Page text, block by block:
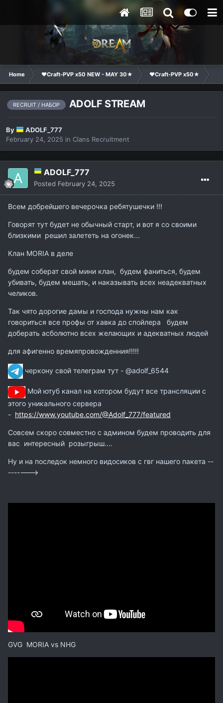
Home ❤Craft-PVP x50 NEW - MAY 30★ ❤Craft-PVP x50★
RECRUIT / НАБОР ADOLF STREAM
By
ADOLF_777
February 24, 2025 in Clans Recruitment
ADOLF_777
Posted February 24, 2025
Всем добрейшего вечерочка ребятушечки !!!
Говорят тут будет не обычный старт, и вот я со своими
близкими решил залететь на огонек...
Клан MORIA в деле
будем соберат свой мини клан, будем фаниться, будем
убивать, будем мешать, и наказывать всех неадекватных
челиков.
Так чято дорогие дамы и господа нужны нам как
говориться все профы от хавка до спойлера будем
доберать асболютно всех желающих и адекватных людей
для афигенно времяпровожденния!!!!!
черкону свой телеграм тут - @adolf_6544
Мой ютуб канал на котором будут все трансляции с
этого уникального сервера
- https://www.youtube.com/@Adolf_777/featured
Совсем скоро совместно с админом будем проводить для
вас интересный розыгрыш....
Ну и на последок немного видосиков с гвг нашего пакета --
------->
GVG MORIA vs NHG